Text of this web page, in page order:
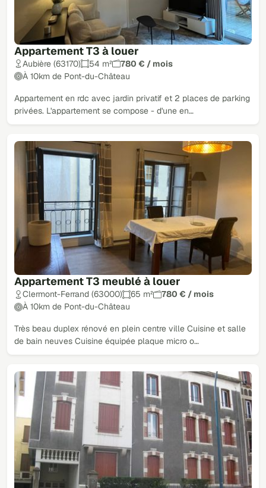
Appartement T3 à louer
Aubière (63170) 54 m²
780 € / mois
À 10km de Pont-du-Château
Appartement en rdc avec jardin privatif et 2 places de parking
privées. L'appartement se compose - d'une en…
Appartement T3 meublé à louer
Clermont-Ferrand (63000) 65 m²
780 € / mois
À 10km de Pont-du-Château
Très beau duplex rénové en plein centre ville Cuisine et salle
de bain neuves Cuisine équipée plaque micro o…